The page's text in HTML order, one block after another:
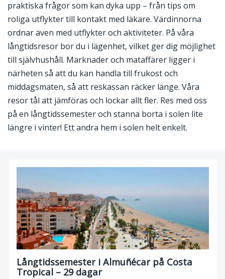
praktiska frågor som kan dyka upp – från tips om
roliga utflykter till kontakt med läkare. Värdinnorna
ordnar även med utflykter och aktiviteter. På våra
långtidsresor bor du i lägenhet, vilket ger dig möjlighet
till självhushåll. Marknader och mataffärer ligger i
närheten så att du kan handla till frukost och
middagsmaten, så att reskassan räcker länge. Våra
resor tål att jämföras och lockar allt fler. Res med oss
på en långtidssemester och stanna borta i solen lite
längre i vinter! Ett andra hem i solen helt enkelt.
Långtidssemester i Almuñécar på Costa
Tropical – 29 dagar